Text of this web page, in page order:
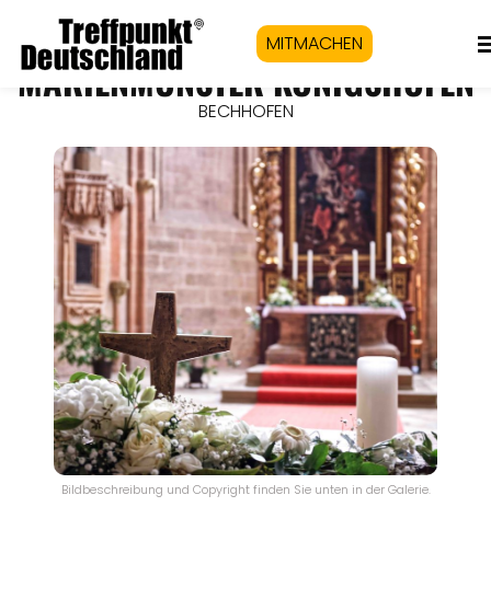
MITMACHEN
MARIENMÜNSTER KÖNIGSHOFEN
BECHHOFEN
Bildbeschreibung und Copyright finden Sie unten in der Galerie.